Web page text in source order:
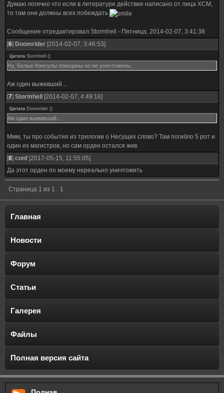
Думаю логично что если в литературе действие написано от лица ХСМ,
то там они должны всех побеждать
Сообщение отредактировал Stormhell - Пятница, 2014-02-07, 3:41:38
[6] Doomrider [2014-02-07, 3:46:53]
Цитата Stormhell ()
Ну, Белые Консулы покоцаны но не уничтожены.
Аж один выживший...
[7] Stormhell [2014-02-07, 4:49:16]
Цитата Doomrider ()
Аж один выживший...
Ммм, ты про события из трилогии о Несущих слово? Там погибло 5 рот и
один из магистров, но сам орден остался жив.
[8] conf [2017-05-15, 11:55:05]
Да этот орден по моему нереально уничтожить
Страница 1 из 1 1
Главная
Новости
Форум
Статьи
Галерея
Файлы
Полная версия сайта